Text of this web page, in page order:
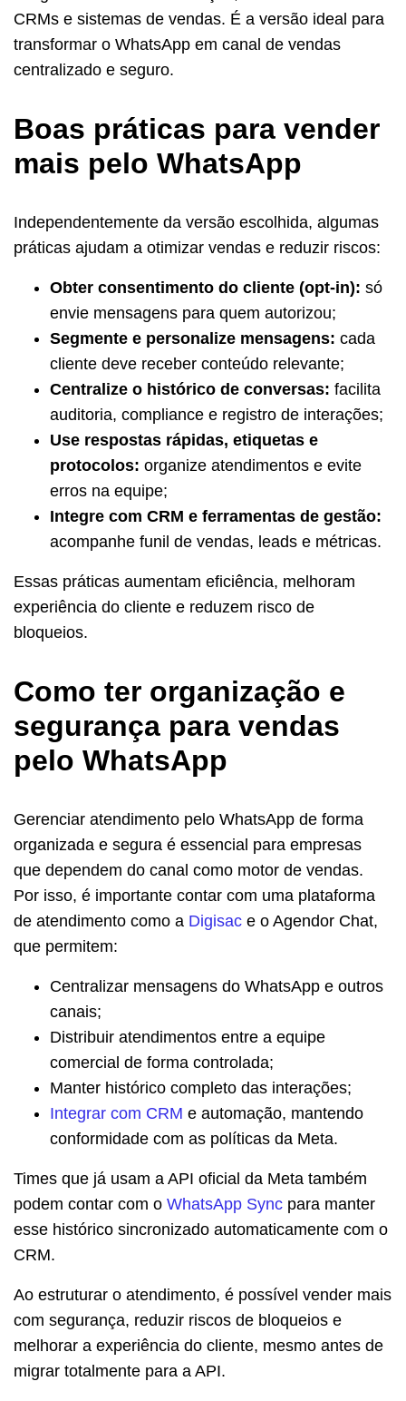
CRMs e sistemas de vendas. É a versão ideal para
transformar o WhatsApp em canal de vendas
centralizado e seguro.
Boas práticas para vender
mais pelo WhatsApp
Independentemente da versão escolhida, algumas
práticas ajudam a otimizar vendas e reduzir riscos:
Obter consentimento do cliente (opt-in): só
envie mensagens para quem autorizou;
Segmente e personalize mensagens: cada
cliente deve receber conteúdo relevante;
Centralize o histórico de conversas: facilita
auditoria, compliance e registro de interações;
Use respostas rápidas, etiquetas e
protocolos: organize atendimentos e evite
erros na equipe;
Integre com CRM e ferramentas de gestão:
acompanhe funil de vendas, leads e métricas.
Essas práticas aumentam eficiência, melhoram
experiência do cliente e reduzem risco de
bloqueios.
Como ter organização e
segurança para vendas
pelo WhatsApp
Gerenciar atendimento pelo WhatsApp de forma
organizada e segura é essencial para empresas
que dependem do canal como motor de vendas.
Por isso, é importante contar com uma plataforma
de atendimento como a Digisac e o Agendor Chat,
que permitem:
Centralizar mensagens do WhatsApp e outros
canais;
Distribuir atendimentos entre a equipe
comercial de forma controlada;
Manter histórico completo das interações;
Integrar com CRM e automação, mantendo
conformidade com as políticas da Meta.
Times que já usam a API oficial da Meta também
podem contar com o WhatsApp Sync para manter
esse histórico sincronizado automaticamente com o
CRM.
Ao estruturar o atendimento, é possível vender mais
com segurança, reduzir riscos de bloqueios e
melhorar a experiência do cliente, mesmo antes de
migrar totalmente para a API.